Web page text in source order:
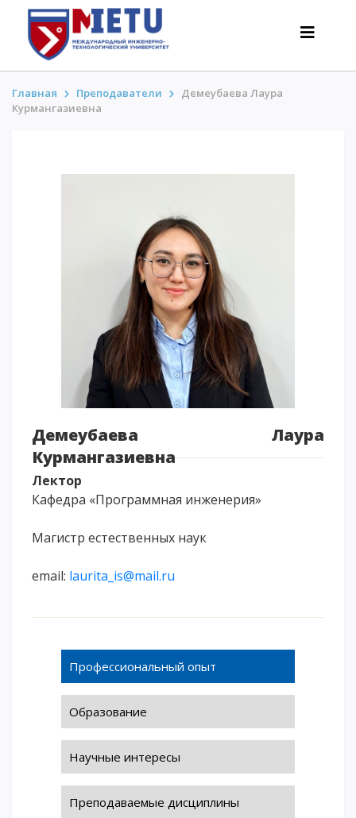
Меньше 50 баллов/Без ЕНТ
ИНТЕРЕСНОЕ
Международная программа АССА
Кампус-тур
International studying
METU Courses
ОБРАЗОВАТЕЛЬНЫЕ ПРОГРАММЫ
Колледж
Магистратура
Очное с применением дистанционных технологий
ОПЛАТИТЬ ОБУЧЕНИЕ
Главная Преподаватели
Демеубаева Лаура
Курмангазиевна
Демеубаева Лаура
Курмангазиевна
Лектор
Кафедра «Программная инженерия»
Магистр естественных наук
email: laurita_is@mail.ru
Профессиональный опыт
Образование
Научные интересы
Преподаваемые дисциплины